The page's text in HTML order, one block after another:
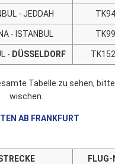
- JEDDAH TK94
- ISTANBUL TK99
- DÜSSELDORF
Tabelle zu sehen,
wischen.
AB FRANKFURT
FLUG-